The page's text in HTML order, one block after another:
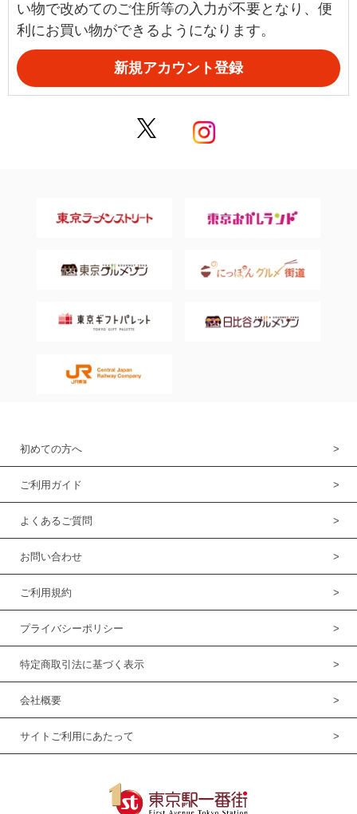
い物で改めてのご住所等の入力が不要となり、便
利にお買い物ができるようになります。
初めての方へ
ご利用ガイド
よくあるご質問
お問い合わせ
ご利用規約
プライバシーポリシー
特定商取引法に基づく表示
会社概要
サイトご利用にあたって